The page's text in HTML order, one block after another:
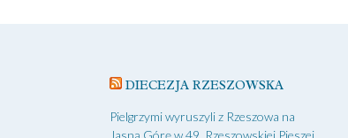
DIECEZJA RZESZOWSKA
Pielgrzymi wyruszyli z Rzeszowa na
Jasną Górę w 49. Rzeszowskiej Pieszej